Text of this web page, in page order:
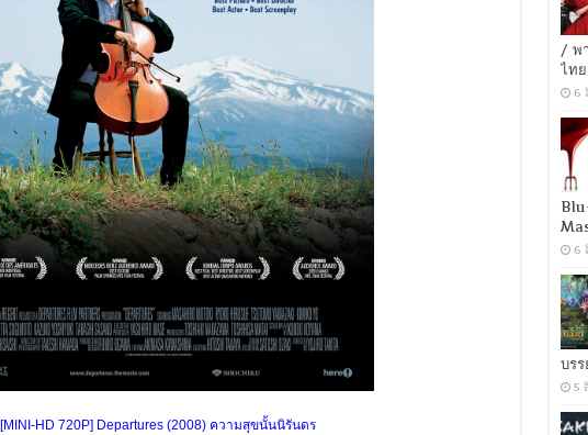
[MINI-HD 720P] Departures (2008) ความสุขนั้นนิรันดร
/ พ
ไท
6
6
บร
5